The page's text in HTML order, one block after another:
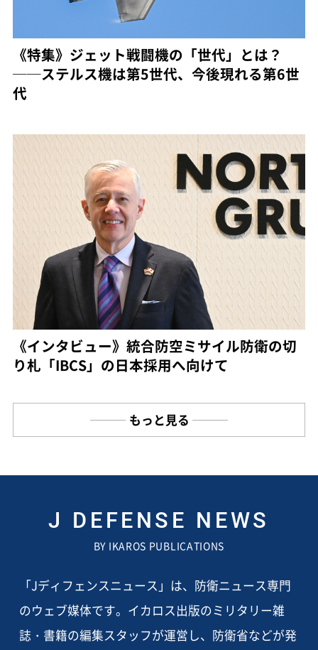
《特集》ジェット戦闘機の「世代」とは？
──ステルス機は第5世代、今後現れる第6世
代
《インタビュー》統合防空ミサイル防衛の切
り札「IBCS」の日本採用へ向けて
もっと見る
J DEFENSE NEWS
BY IKAROS PUBLICATIONS
「Jディフェンスニュース」は、防衛ニュース専門
のウェブ媒体です。イカロス出版のミリタリー雑
誌・書籍の編集スタッフが運営し、防衛省などが発